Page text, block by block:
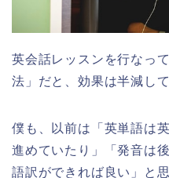
英会話レッスンを行なっ
法」だと、効果は半減し
僕も、以前は「英単語は
進めていたり」「発音は
語訳ができれば良い」と